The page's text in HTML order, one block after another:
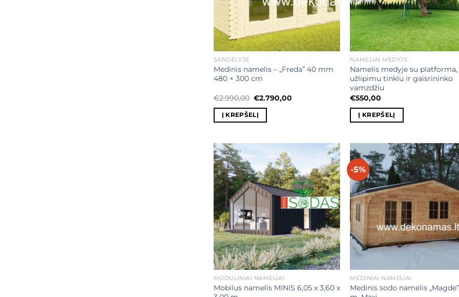
SANDĖLYJE
Medinis namelis – „Freda” 40 mm
480 × 300 cm
€2.990,00 Original
was:
€2.990,00.
€2.790,00
Į KREPŠELĮ
NAMELIAI MEDYJE
Namelis medyje su platforma,
užlipimu tinklu ir gaisrininko
vamzdžiu
€550,00
Į KREPŠELĮ
Mėgstamiausias
MODULINIAI NAMELIAI
Mobilus namelis MINIS 6,05 x 3,60 x
-5%
MEDINIAI NAMELIAI
Medinis sodo namelis